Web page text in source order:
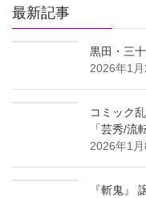
イ
最新記事
黒田・三
2026年1月
コミック
「芸秀/流
2026年1月
『斬鬼』